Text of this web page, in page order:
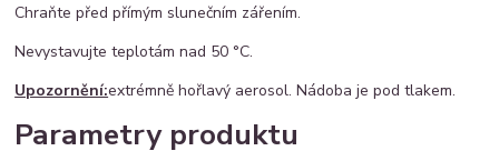
Chraňte před přímým slunečním zářením.
Nevystavujte teplotám nad 50 °C.
Upozornění:extrémně hořlavý aerosol. Nádoba je pod tlakem.
Parametry produktu